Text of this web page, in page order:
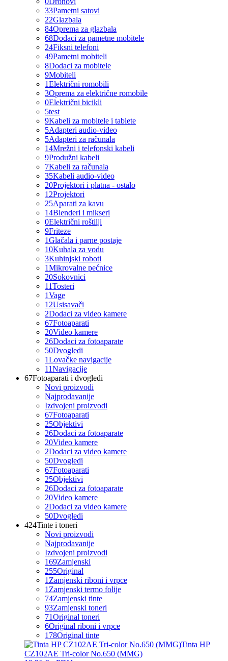
33Pametni satovi
22Glazbala
84Oprema za glazbala
68Dodaci za pametne mobitele
24Fiksni telefoni
49Pametni mobiteli
8Dodaci za mobitele
9Mobiteli
1Električni romobili
3Oprema za električne romobile
0Električni bicikli
5test
9Kabeli za mobitele i tablete
5Adapteri audio-video
5Adapteri za računala
14Mrežni i telefonski kabeli
9Produžni kabeli
7Kabeli za računala
35Kabeli audio-video
20Projektori i platna - ostalo
12Projektori
25Aparati za kavu
14Blenderi i mikseri
0Električni roštilji
9Friteze
1Glačala i parne postaje
10Kuhala za vodu
3Kuhinjski roboti
1Mikrovalne pećnice
20Sokovnici
11Tosteri
1Vage
12Usisavači
2Dodaci za video kamere
67Fotoaparati
20Video kamere
26Dodaci za fotoaparate
50Dvogledi
1Lovačke navigacije
11Navigacije
67Fotoaparati i dvogledi
Novi proizvodi
Najprodavanije
Izdvojeni proizvodi
67Fotoaparati
25Objektivi
26Dodaci za fotoaparate
20Video kamere
2Dodaci za video kamere
50Dvogledi
67Fotoaparati
25Objektivi
26Dodaci za fotoaparate
20Video kamere
2Dodaci za video kamere
50Dvogledi
424Tinte i toneri
Novi proizvodi
Najprodavanije
Izdvojeni proizvodi
169Zamjenski
255Original
1 Zamjenski riboni i vrpce
1 Zamjenski termo folije
74Zamjenski tinte
93Zamjenski toneri
71Original toneri
6Original riboni i vrpce
178Original tinte
Tinta HP
CZ102AE Tri-color No.650 (MMG)